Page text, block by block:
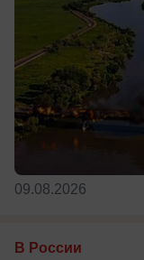
09.08.2026
В России